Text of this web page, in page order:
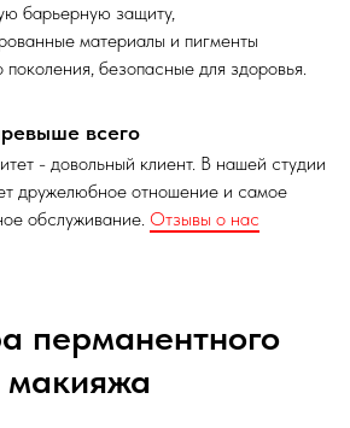
барьерную защиту,
материалы и пигменты
поколения, безопасные для здоровья.
всего
- довольный клиент. В нашей студии
дружелюбное отношение и самое
обслуживание. Отзывы о нас
перманентного
макияжа